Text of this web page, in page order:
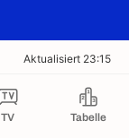
TV Tabelle
Aktualisiert 23:15